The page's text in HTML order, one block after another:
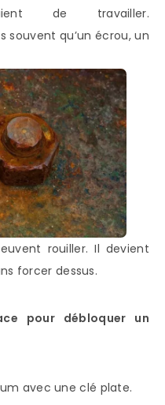
de travailler.
souvent qu’un écrou, un
rouiller. Il devient
forcer dessus.
pour débloquer un
avec une clé plate.